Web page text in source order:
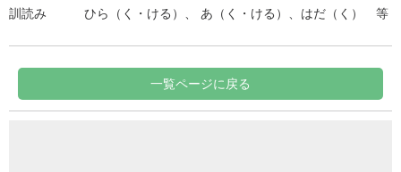
訓読み
ひら（く・ける）、 あ（く・ける）、はだ（く） 等
一覧ページに戻る